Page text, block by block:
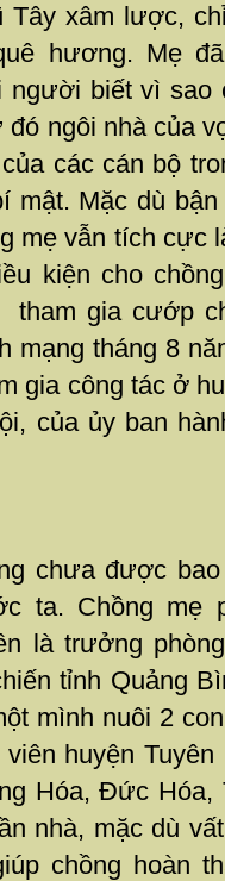
xâm lược,
hương. Mẹ
người biết vì sao
ngôi nhà của
các cán bộ
mật. Mặc dù
mẹ vẫn tích cực
kiện cho
tham gia cướp
mạng tháng 8
gia công tác ở
của ủy ban
chưa được
ta. Chồng mẹ
là trưởng
tỉnh Quảng
mình nuôi 2
huyện
Hóa, Đức Hóa,
nhà, mặc dù
chồng hoàn